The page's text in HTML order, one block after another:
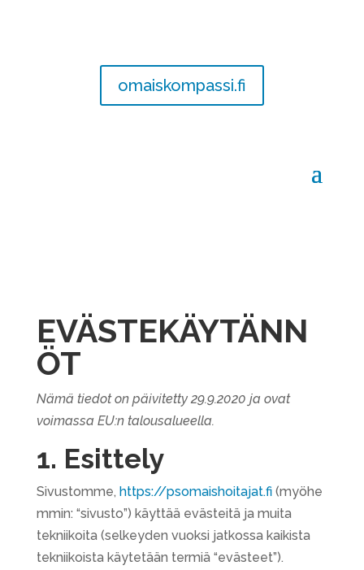
omaiskompassi.fi
EVÄSTEKÄYTÄNN
ÖT
Nämä tiedot on päivitetty 29.9.2020 ja ovat
voimassa EU:n talousalueella.
1. Esittely
Sivustomme, https://psomaishoitajat.fi (myöhe
mmin: “sivusto”) käyttää evästeitä ja muita
tekniikoita (selkeyden vuoksi jatkossa kaikista
tekniikoista käytetään termiä “evästeet”).